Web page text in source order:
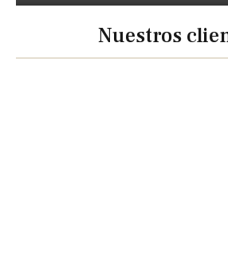
Nuestros